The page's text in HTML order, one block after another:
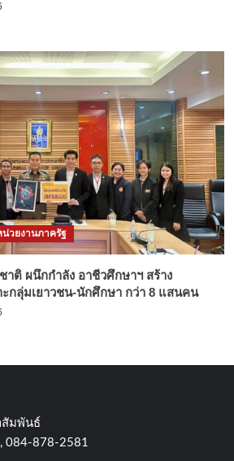
น่วยงานภาครัฐ
าติ ผนึกกำลัง อาชีวศึกษาฯ สร้าง
กลุ่มเยาวชน-นักศึกษา กว่า 8 แสนคน
มพันธ์
084-878-2581